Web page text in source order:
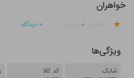
خواهران
. ۰ ۰ دیدگاه
ویژگی‌ها
شابک کد کالا